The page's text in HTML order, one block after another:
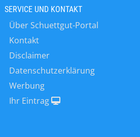
Formen ist ein
Autoreifen,
SERVICE UND KONTAKT
Über Schuettgut-Portal
Kontakt
Disclaimer
Datenschutzerklärung
Werbung
Ihr Eintrag